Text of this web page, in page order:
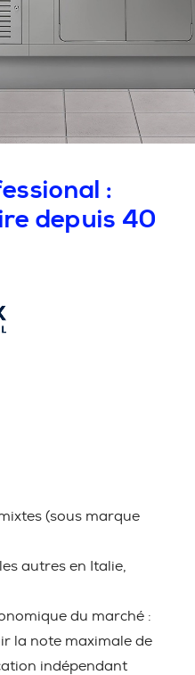
:
depuis 40
(sous marque
autres en Italie,
du marché :
la note maximale de
indépendant